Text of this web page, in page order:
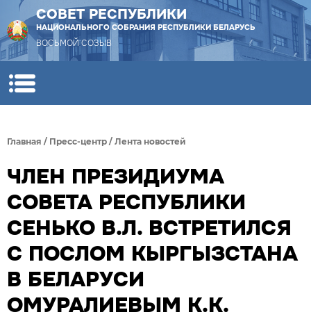
СОВЕТ РЕСПУБЛИКИ
НАЦИОНАЛЬНОГО СОБРАНИЯ РЕСПУБЛИКИ БЕЛАРУСЬ
ВОСЬМОЙ СОЗЫВ
Главная / Пресс-центр / Лента новостей
ЧЛЕН ПРЕЗИДИУМА
СОВЕТА РЕСПУБЛИКИ
СЕНЬКО В.Л. ВСТРЕТИЛСЯ
С ПОСЛОМ КЫРГЫЗСТАНА
В БЕЛАРУСИ
ОМУРАЛИЕВЫМ К.К.